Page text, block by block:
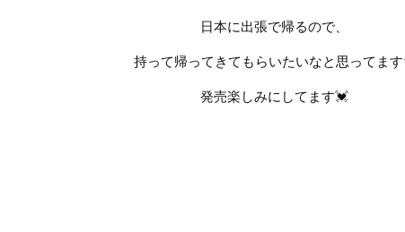
日本に出張で帰るので、
持って帰ってきてもらいたいなと思ってます
発売楽しみにしてます💓